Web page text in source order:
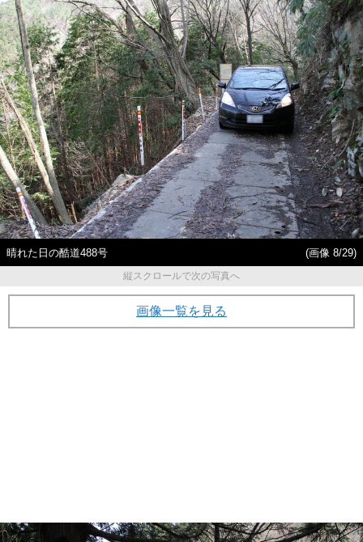
晴れた日の酷道488号
(画像 8/29)
縦スクロールで次の写真へ
画像一覧を見る